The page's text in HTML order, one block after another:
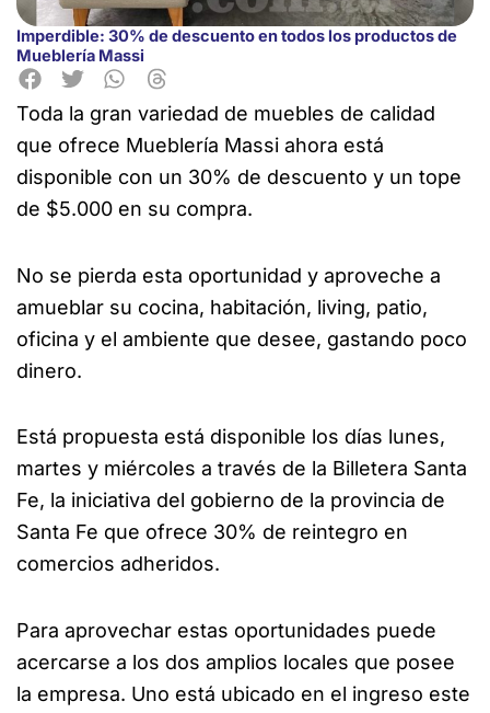
Imperdible: 30% de descuento en todos los productos de
Mueblería Massi
Toda la gran variedad de muebles de calidad
que ofrece Mueblería Massi ahora está
disponible con un 30% de descuento y un tope
de $5.000 en su compra.
No se pierda esta oportunidad y aproveche a
amueblar su cocina, habitación, living, patio,
oficina y el ambiente que desee, gastando poco
dinero.
Está propuesta está disponible los días lunes,
martes y miércoles a través de la Billetera Santa
Fe, la iniciativa del gobierno de la provincia de
Santa Fe que ofrece 30% de reintegro en
comercios adheridos.
Para aprovechar estas oportunidades puede
acercarse a los dos amplios locales que posee
la empresa. Uno está ubicado en el ingreso este